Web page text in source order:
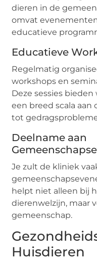
dieren in de
omvat
educatieve
Educatieve
Regelmatig
workshops en
Deze sessies
een breed scala
tot
Deelname aan
Je zult de kliniek
helpt niet alleen bij
dierenwelzijn, maar
gemeenschap.
Huisdieren